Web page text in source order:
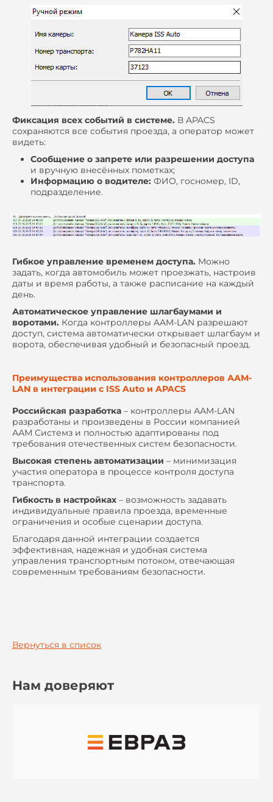
Фиксация всех событий в системе. В APACS
сохраняются все события проезда, а оператор может
видеть:
Сообщение о запрете или разрешении доступа
и вручную внесённых пометках;
Информацию о водителе: ФИО, госномер, ID,
подразделение.
Гибкое управление временем доступа. Можно
задать, когда автомобиль может проезжать, настроив
даты и время работы, а также расписание на каждый
день.
Автоматическое управление шлагбаумами и
воротами. Когда контроллеры AAM-LAN разрешают
доступ, система автоматически открывает шлагбаум и
ворота, обеспечивая удобный и безопасный проезд.
Преимущества использования контроллеров ААМ-
LAN в интеграции с ISS Auto и APACS
Российская разработка – контроллеры ААМ-LAN
разработаны и произведены в России компанией
ААМ Системз и полностью адаптированы под
требования отечественных систем безопасности.
Высокая степень автоматизации – минимизация
участия оператора в процессе контроля доступа
транспорта.
Гибкость в настройках – возможность задавать
индивидуальные правила проезда, временные
ограничения и особые сценарии доступа.
Благодаря данной интеграции создается
эффективная, надежная и удобная система
управления транспортным потоком, отвечающая
современным требованиям безопасности.
Вернуться в список
Нам доверяют